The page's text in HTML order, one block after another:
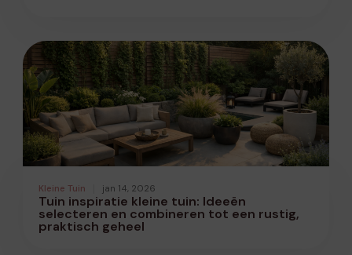
Kleine Tuin jan 14, 2026
Tuin inspiratie kleine tuin: Ideeën
selecteren en combineren tot een rustig,
praktisch geheel